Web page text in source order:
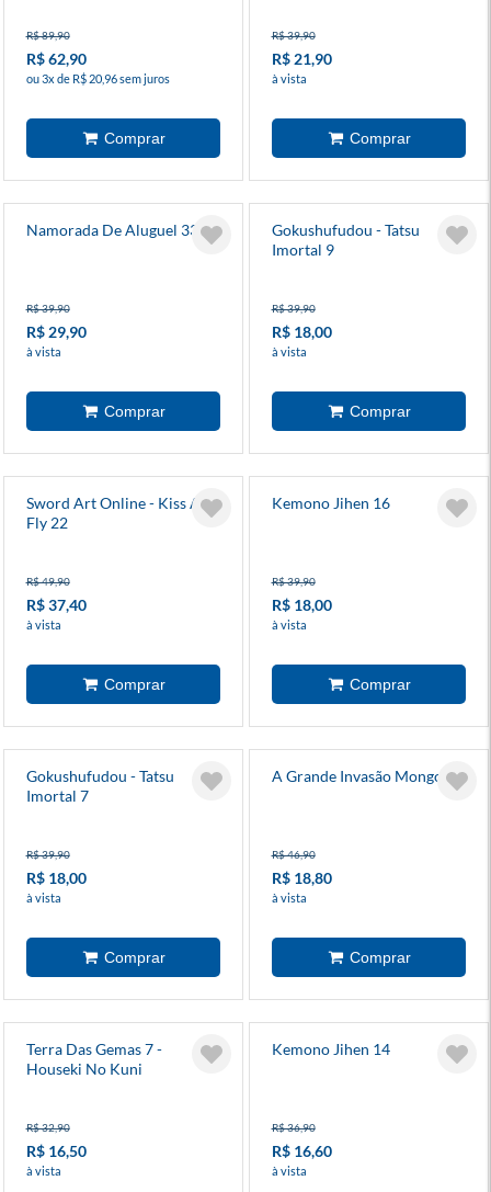
R$ 89,90
R$ 62,90
ou 3x de R$ 20,96 sem juros
R$ 39,90
R$ 21,90
à vista
Namorada De Aluguel 33
R$ 39,90
R$ 29,90
à vista
Gokushufudou - Tatsu
Imortal 9
R$ 39,90
R$ 18,00
à vista
Sword Art Online - Kiss And
Fly 22
R$ 49,90
R$ 37,40
à vista
Kemono Jihen 16
R$ 39,90
R$ 18,00
à vista
Gokushufudou - Tatsu
Imortal 7
R$ 39,90
R$ 18,00
à vista
A Grande Invasão Mongol
R$ 46,90
R$ 18,80
à vista
Terra Das Gemas 7 -
Houseki No Kuni
R$ 32,90
R$ 16,50
à vista
Kemono Jihen 14
R$ 36,90
R$ 16,60
à vista